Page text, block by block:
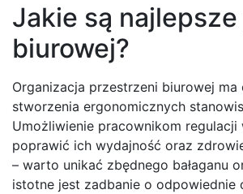
Jakie są
biurowej?
Organizacja przestrzeni biurowej
stworzenia ergonomicznych
Umożliwienie pracownikom
poprawić ich wydajność oraz
– warto unikać zbędnego bałaganu
istotne jest zadbanie o odpowiednie